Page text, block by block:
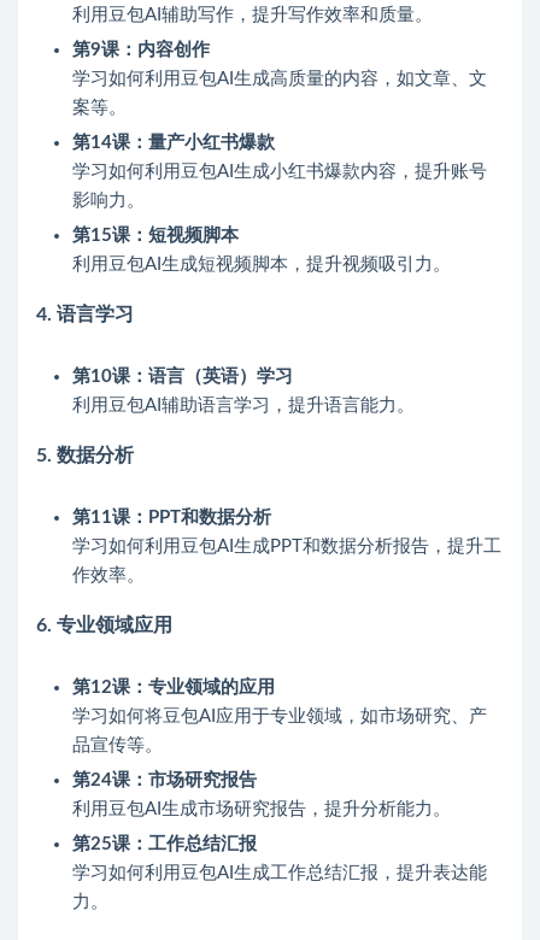
利用豆包AI辅助写作，提升写作效率和质量。
第9课：内容创作
学习如何利用豆包AI生成高质量的内容，如文章、文
案等。
第14课：量产小红书爆款
学习如何利用豆包AI生成小红书爆款内容，提升账号
影响力。
第15课：短视频脚本
利用豆包AI生成短视频脚本，提升视频吸引力。
4. 语言学习
第10课：语言（英语）学习
利用豆包AI辅助语言学习，提升语言能力。
5. 数据分析
第11课：PPT和数据分析
学习如何利用豆包AI生成PPT和数据分析报告，提升工
作效率。
6. 专业领域应用
第12课：专业领域的应用
学习如何将豆包AI应用于专业领域，如市场研究、产
品宣传等。
第24课：市场研究报告
利用豆包AI生成市场研究报告，提升分析能力。
第25课：工作总结汇报
学习如何利用豆包AI生成工作总结汇报，提升表达能
力。